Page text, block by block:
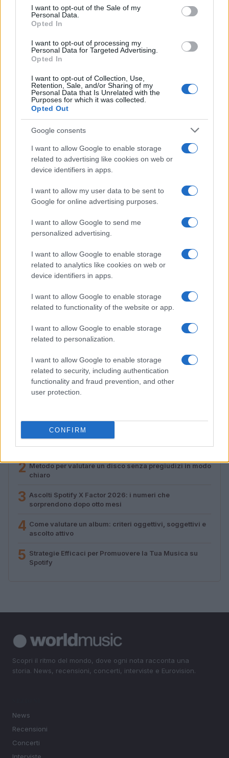
consent section.
I want to opt-out of the Sale of my
Personal Data.
Opted In
I want to opt-out of processing my
Personal Data for Targeted Advertising.
Opted In
I want to opt-out of Collection, Use,
Retention, Sale, and/or Sharing of my
Personal Data that Is Unrelated with the
Purposes for which it was collected.
Opted Out
Google consents
I want to allow Google to enable storage
related to advertising like cookies on web or
device identifiers in apps.
I want to allow my user data to be sent to
Google for online advertising purposes.
I want to allow Google to send me
personalized advertising.
I want to allow Google to enable storage
related to analytics like cookies on web or
device identifiers in apps.
I want to allow Google to enable storage
related to functionality of the website or app.
I want to allow Google to enable storage
related to personalization.
I want to allow Google to enable storage
related to security, including authentication
functionality and fraud prevention, and other
user protection.
CONFIRM
Metodo per valutare un disco senza pregiudizi in
modo chiaro
RECENSIONI
sorprendono dopo otto mesi
Letizia Fontana · 4 Ago 2026
1
Archivio Ricordi: la storia della musica italiana
accessibile a tutti
2 Metodo per valutare un disco senza pregiudizi in modo
chiaro
3 Ascolti Spotify X Factor 2026: i numeri che
sorprendono dopo otto mesi
4 Come valutare un album: criteri oggettivi, soggettivi e
ascolto attivo
5 Strategie Efficaci per Promuovere la Tua Musica su
Spotify
Scopri il ritmo del mondo, dove ogni nota racconta una
storia. News, recensioni, concerti, interviste e Eurovision.
News
Recensioni
Concerti